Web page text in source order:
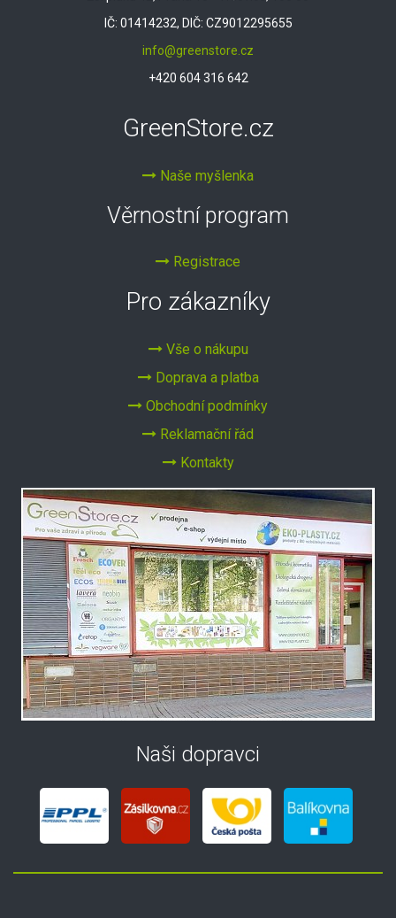
IČ: 01414232, DIČ: CZ9012295655
info@greenstore.cz
+420 604 316 642
GreenStore.cz
Naše myšlenka
Věrnostní program
Registrace
Pro zákazníky
Vše o nákupu
Doprava a platba
Obchodní podmínky
Reklamační řád
Kontakty
Naši dopravci